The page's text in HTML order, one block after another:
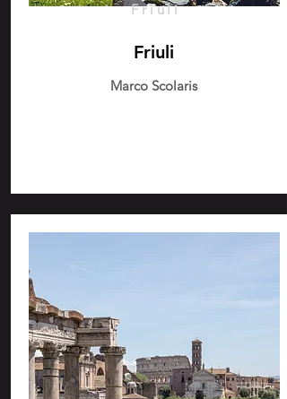
Friuli
Friuli
Marco Scolaris